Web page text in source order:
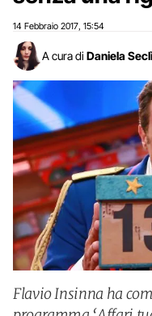
14 Febbraio 2017 15:54
A cura di Daniela Seclì
Flavio Insinna ha